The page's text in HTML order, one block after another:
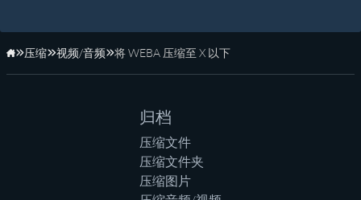
主页
压缩 视频/音频 将 WEBA 压缩至 X 以下
归档
压缩文件
压缩文件夹
压缩图片